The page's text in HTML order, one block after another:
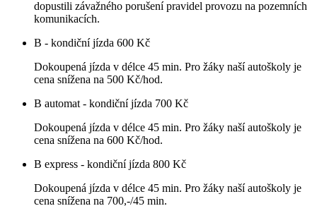
dopustili závažného porušení pravidel provozu na pozemních
komunikacích.
B - kondiční jízda 600 Kč
Dokoupená jízda v délce 45 min. Pro žáky naší autoškoly je
cena snížena na 500 Kč/hod.
B automat - kondiční jízda 700 Kč
Dokoupená jízda v délce 45 min. Pro žáky naší autoškoly je
cena snížena na 600 Kč/hod.
B express - kondiční jízda 800 Kč
Dokoupená jízda v délce 45 min. Pro žáky naší autoškoly je
cena snížena na 700,-/45 min.